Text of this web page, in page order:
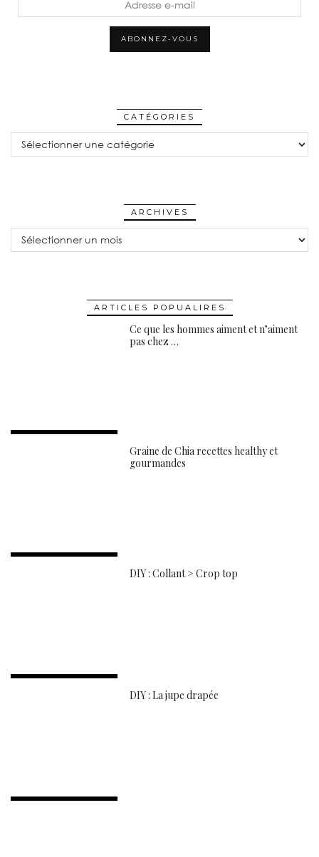
ABONNEZ-VOUS
CATÉGORIES
CATÉGORIES
ARCHIVES
Archives
ARTICLES POPUALIRES
Ce que les hommes aiment et n’aiment
pas chez …
Graine de Chia recettes healthy et
gourmandes
DIY : Collant > Crop top
DIY : La jupe drapée